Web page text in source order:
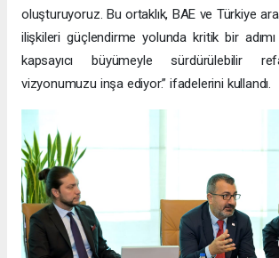
oluşturuyoruz. Bu ortaklık, BAE ve Türkiye
ilişkileri güçlendirme yolunda kritik bir
kapsayıcı büyümeyle sürdürülebilir
vizyonumuzu inşa ediyor.” ifadelerini kullandı.